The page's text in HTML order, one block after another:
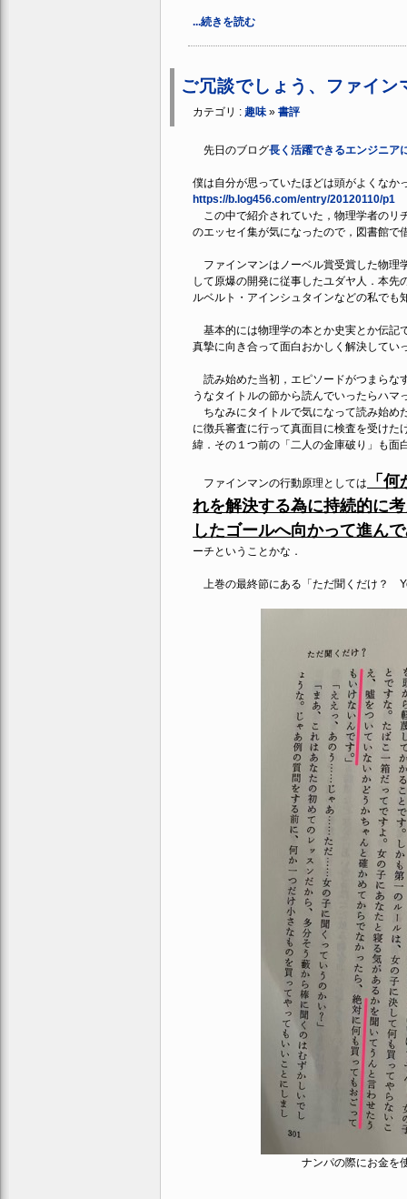
...続きを読む
ご冗談でしょう、ファイン
カテゴリ : 趣味» 書評
先日のブログ長く活躍できるエンジニア
僕は自分が思っていたほどは頭がよくなか
https://b.log456.com/entry/20120110/p1
この中で紹介されていた，物理学者のリ
のエッセイ集が気になったので，図書館
ファインマンはノーベル賞受賞した物理
して原爆の開発に従事したユダヤ人．本
ルベルト・アインシュタインなどの私で
基本的には物理学の本とか史実とか伝記
真摯に向き合って面白おかしく解決してい
読み始めた当初，エピソードがつまらな
うなタイトルの節から読んでいったらハマ
ちなみにタイトルで気になって読み始め
に徴兵審査に行って真面目に検査を受け
緯．その１つ前の「二人の金庫破り」も面
ファインマンの行動原理としては
「
れを解決する為に持続的に
したゴールへ向かって進ん
ーチということかな．
上巻の最終節にある「ただ聞くだけ？
ナンパの際にお金を